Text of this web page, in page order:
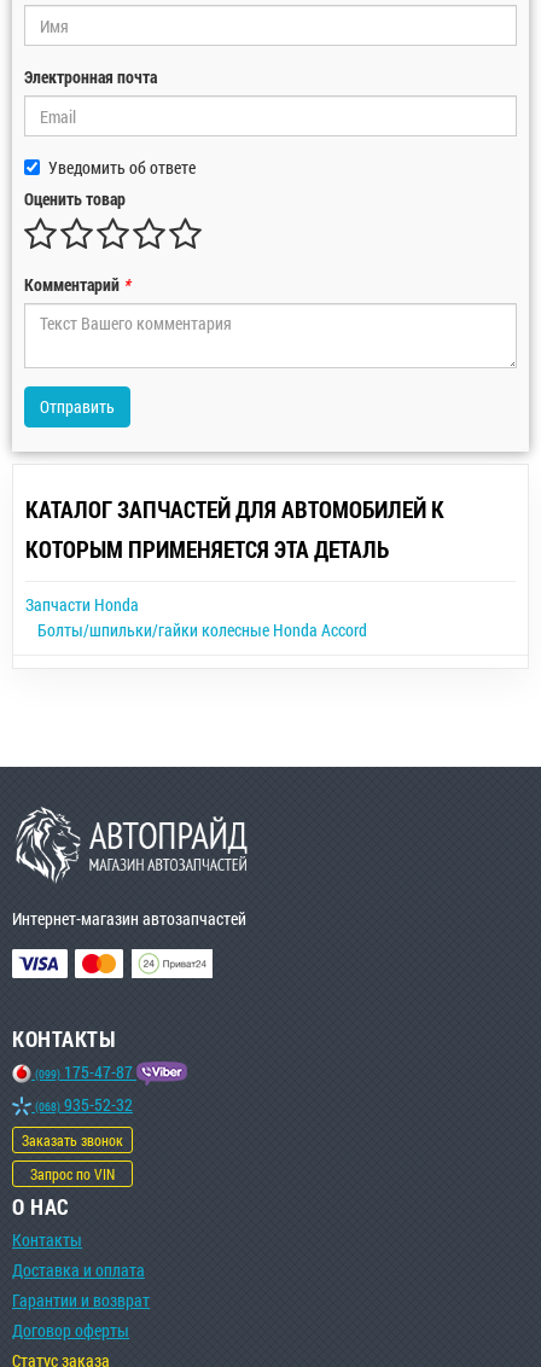
Электронная почта
Уведомить об ответе
Оценить товар
Комментарий *
Отправить
КАТАЛОГ ЗАПЧАСТЕЙ ДЛЯ АВТОМОБИЛЕЙ К
КОТОРЫМ ПРИМЕНЯЕТСЯ ЭТА ДЕТАЛЬ
Запчасти Honda
Болты/шпильки/гайки колесные Honda Accord
Интернет-магазин автозапчастей
КОНТАКТЫ
(099) 175-47-87
(068) 935-52-32
Заказать звонок
Запрос по VIN
О НАС
Контакты
Доставка и оплата
Гарантии и возврат
Договор оферты
Статус заказа